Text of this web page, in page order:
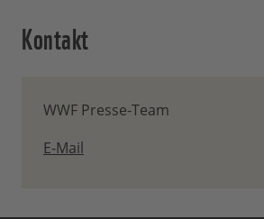
Kontakt
WWF Presse-Team
E-Mail